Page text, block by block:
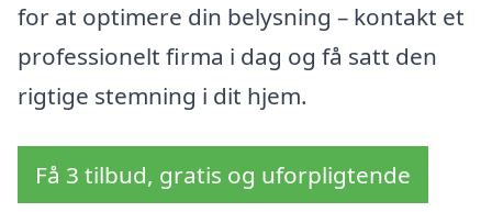
for at optimere din belysning – kontakt et
professionelt firma i dag og få satt den
rigtige stemning i dit hjem.
Få 3 tilbud, gratis og uforpligtende